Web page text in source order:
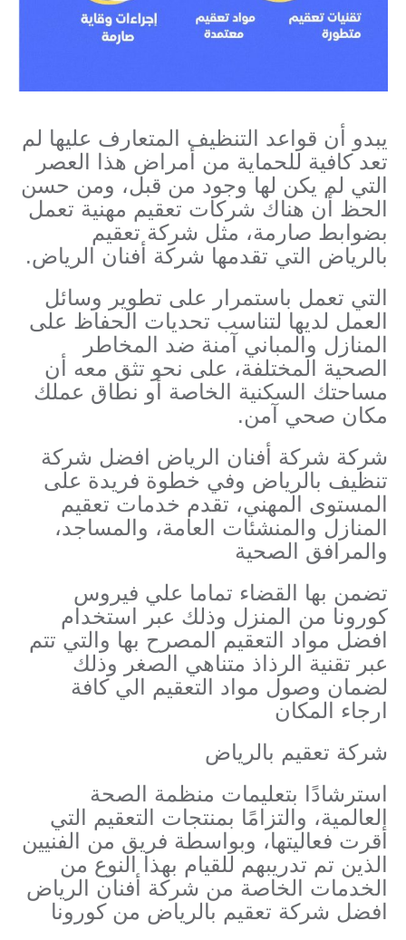
يبدو أن قواعد التنظيف المتعارف عليها لم
تعد كافية للحماية من أمراض هذا العصر
التي لم يكن لها وجود من قبل، ومن حسن
الحظ أن هناك شركات تعقيم مهنية تعمل
بضوابط صارمة، مثل شركة تعقيم
بالرياض التي تقدمها شركة أفنان الرياض.
التي تعمل باستمرار على تطوير وسائل
العمل لديها لتناسب تحديات الحفاظ على
المنازل والمباني آمنة ضد المخاطر
الصحية المختلفة، على نحو تثق معه أن
مساحتك السكنية الخاصة أو نطاق عملك
مكان صحي آمن.
شركة شركة أفنان الرياض افضل شركة
تنظيف بالرياض وفي خطوة فريدة على
المستوى المهني، تقدم خدمات تعقيم
المنازل والمنشئات العامة، والمساجد،
والمرافق الصحية
تضمن بها القضاء تماما علي فيروس
كورونا من المنزل وذلك عبر استخدام
افضل مواد التعقيم المصرح بها والتي تتم
عبر تقنية الرذاذ متناهي الصغر وذلك
لضمان وصول مواد التعقيم الي كافة
ارجاء المكان
شركة تعقيم بالرياض
استرشادًا بتعليمات منظمة الصحة
العالمية، والتزامًا بمنتجات التعقيم التي
أقرت فعاليتها، وبواسطة فريق من الفنيين
الذين تم تدريبهم للقيام بهذا النوع من
الخدمات الخاصة من شركة أفنان الرياض
افضل شركة تعقيم بالرياض من كورونا